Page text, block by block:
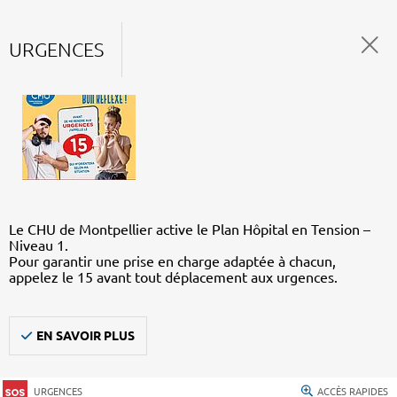
URGENCES
Le CHU de Montpellier active le Plan Hôpital en Tension –
Niveau 1.
Pour garantir une prise en charge adaptée à chacun,
appelez le 15 avant tout déplacement aux urgences.
EN SAVOIR PLUS
URGENCES ACCÈS RAPIDES